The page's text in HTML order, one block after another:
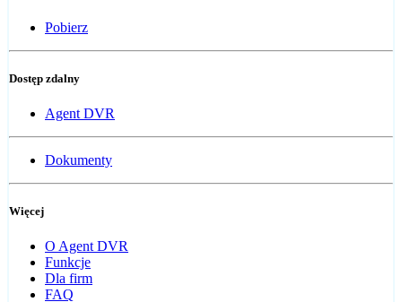
Pobierz
Dostęp zdalny
Agent DVR
Dokumenty
Więcej
O Agent DVR
Funkcje
Dla firm
FAQ